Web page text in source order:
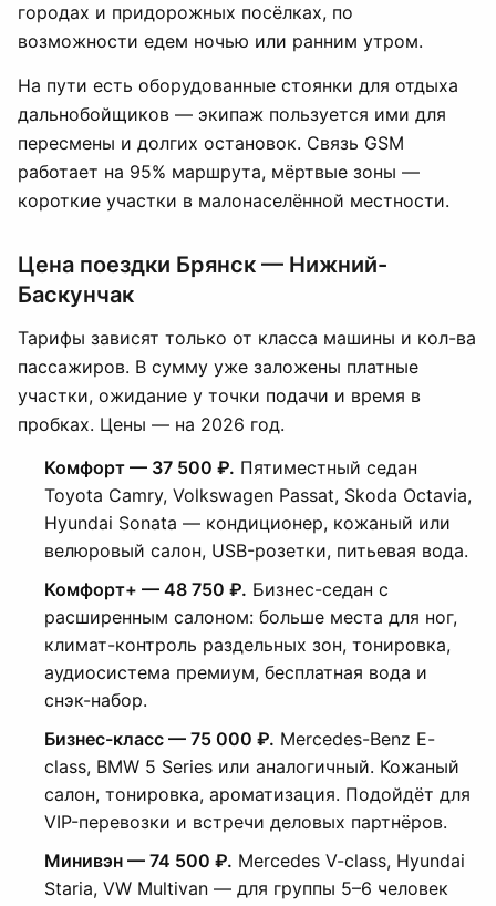
городах и придорожных посёлках, по
возможности едем ночью или ранним утром.
На пути есть оборудованные стоянки для отдыха
дальнобойщиков — экипаж пользуется ими для
пересмены и долгих остановок. Связь GSM
работает на 95% маршрута, мёртвые зоны —
короткие участки в малонаселённой местности.
Цена поездки Брянск — Нижний-
Баскунчак
Тарифы зависят только от класса машины и кол-ва
пассажиров. В сумму уже заложены платные
участки, ожидание у точки подачи и время в
пробках. Цены — на 2026 год.
Комфорт — 37 500 ₽. Пятиместный седан
Toyota Camry, Volkswagen Passat, Skoda Octavia,
Hyundai Sonata — кондиционер, кожаный или
велюровый салон, USB-розетки, питьевая вода.
Комфорт+ — 48 750 ₽. Бизнес-седан с
расширенным салоном: больше места для ног,
климат-контроль раздельных зон, тонировка,
аудиосистема премиум, бесплатная вода и
снэк-набор.
Бизнес-класс — 75 000 ₽. Mercedes-Benz E-
class, BMW 5 Series или аналогичный. Кожаный
салон, тонировка, ароматизация. Подойдёт для
VIP-перевозки и встречи деловых партнёров.
Минивэн — 74 500 ₽. Mercedes V-class, Hyundai
Staria, VW Multivan — для группы 5–6 человек